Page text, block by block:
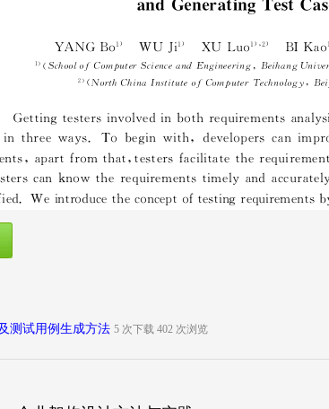
测试用例生成方法 5 次下载 402 次浏览